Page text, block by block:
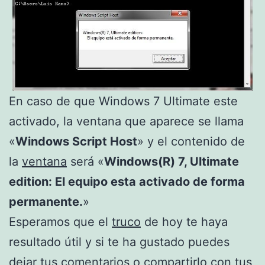
En caso de que Windows 7 Ultimate este
activado, la ventana que aparece se llama
«Windows Script Host» y el contenido de
la ventana será «Windows(R) 7, Ultimate
edition: El equipo esta activado de forma
permanente.»
Esperamos que el truco de hoy te haya
resultado útil y si te ha gustado puedes
dejar tus comentarios o compartirlo con tus